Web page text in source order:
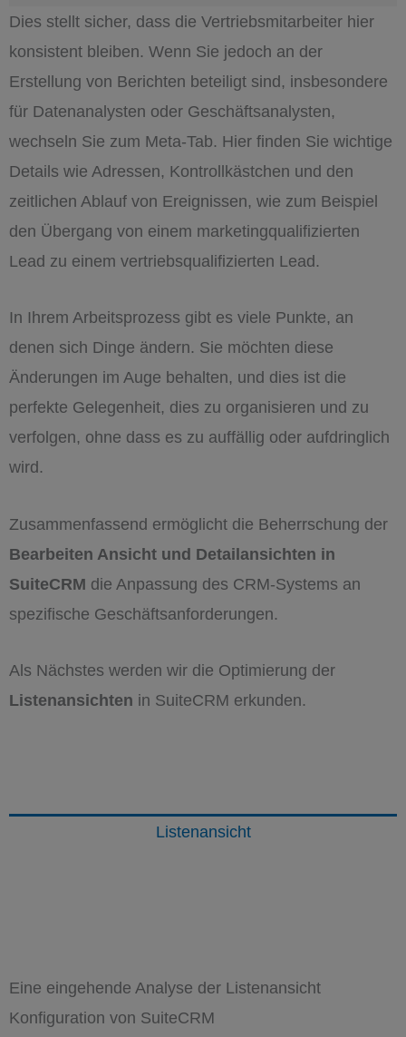
Dies stellt sicher, dass die Vertriebsmitarbeiter hier
konsistent bleiben. Wenn Sie jedoch an der
Erstellung von Berichten beteiligt sind, insbesondere
für Datenanalysten oder Geschäftsanalysten,
wechseln Sie zum Meta-Tab. Hier finden Sie wichtige
Details wie Adressen, Kontrollkästchen und den
zeitlichen Ablauf von Ereignissen, wie zum Beispiel
den Übergang von einem marketingqualifizierten
Lead zu einem vertriebsqualifizierten Lead.
In Ihrem Arbeitsprozess gibt es viele Punkte, an
denen sich Dinge ändern. Sie möchten diese
Änderungen im Auge behalten, und dies ist die
perfekte Gelegenheit, dies zu organisieren und zu
verfolgen, ohne dass es zu auffällig oder aufdringlich
wird.
Zusammenfassend ermöglicht die Beherrschung der
Bearbeiten Ansicht und Detailansichten in
SuiteCRM die Anpassung des CRM-Systems an
spezifische Geschäftsanforderungen.
Als Nächstes werden wir die Optimierung der
Listenansichten in SuiteCRM erkunden.
Listenansicht
Eine eingehende Analyse der Listenansicht
Konfiguration von SuiteCRM